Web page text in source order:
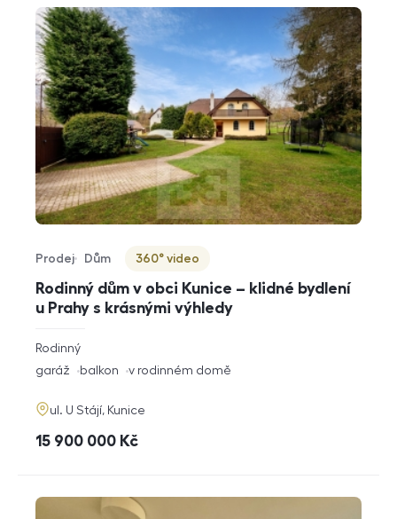
Rodinný dům v obci Kunice – klidné bydlení
u Prahy s krásnými výhledy
Typ nabídky
Prodej
Typ nemovitosti
Dům
Virtuální prohlídka
360° video
rozměry
dispozice
Rodinný
funkce
garáž balkon v rodinném domě
adresa
ul. U Stájí, Kunice
cena
15 900 000 Kč